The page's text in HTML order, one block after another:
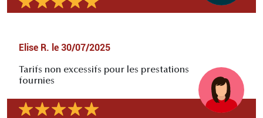
Elise R. le 30/07/2025
Tarifs non excessifs pour les prestations
fournies